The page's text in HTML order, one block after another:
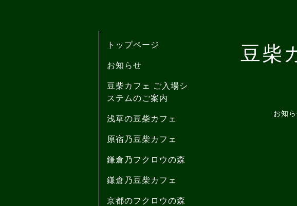
豆柴
お知
トップページ
お知らせ
豆柴カフェ ご入場シ
ステムのご案内
浅草の豆柴カフェ
原宿乃豆柴カフェ
鎌倉乃フクロウの森
鎌倉乃豆柴カフェ
京都のフクロウの森